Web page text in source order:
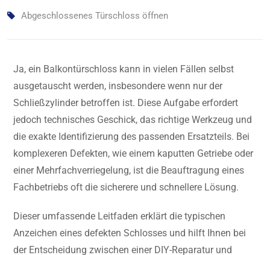
Abgeschlossenes Türschloss öffnen
Ja, ein Balkontürschloss kann in vielen Fällen selbst
ausgetauscht werden, insbesondere wenn nur der
Schließzylinder betroffen ist. Diese Aufgabe erfordert
jedoch technisches Geschick, das richtige Werkzeug und
die exakte Identifizierung des passenden Ersatzteils. Bei
komplexeren Defekten, wie einem kaputten Getriebe oder
einer Mehrfachverriegelung, ist die Beauftragung eines
Fachbetriebs oft die sicherere und schnellere Lösung.
Dieser umfassende Leitfaden erklärt die typischen
Anzeichen eines defekten Schlosses und hilft Ihnen bei
der Entscheidung zwischen einer DIY-Reparatur und